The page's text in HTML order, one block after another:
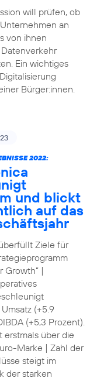
will prüfen, ob
an
von ihnen
Ein wichtiges
Bürger:innen.
2022:
und blickt
auf das
Ziele für
Growth“ |
(+5.9
(+5,3 Prozent).
erstmals über die
Marke | Zahl der
steigt im
der starken